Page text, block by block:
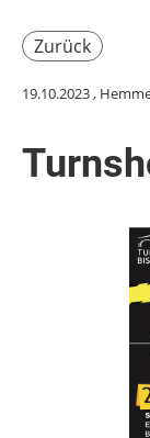
Zurück
19.10.2023,